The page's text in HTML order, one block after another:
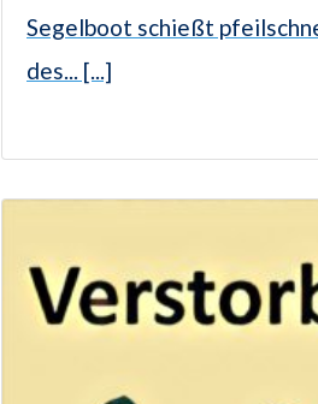
Segelboot schießt
des... [...]